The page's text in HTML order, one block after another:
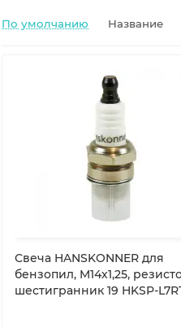
По умолчанию Название
Свеча HANSKONNER для
бензопил, M14х1,25,
шестигранник 19 HKSP-